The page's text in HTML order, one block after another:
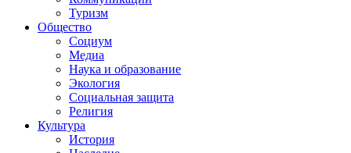
Туризм
Общество
Социум
Медиа
Наука и образование
Экология
Социальная защита
Религия
Культура
История